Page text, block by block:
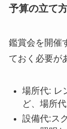
予算の立て
鑑賞会を開催
ておく必要が
場所代: レ
ど、場所
設備代:ス